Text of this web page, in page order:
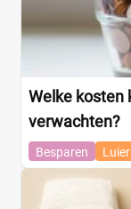
Welke kosten
verwachten?
Besparen